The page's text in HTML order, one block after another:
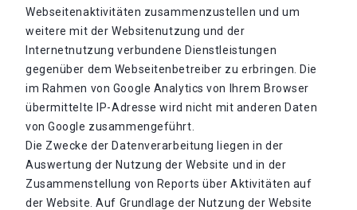
Webseitenaktivitäten zusammenzustellen und um
weitere mit der Websitenutzung und der
Internetnutzung verbundene Dienstleistungen
gegenüber dem Webseitenbetreiber zu erbringen. Die
im Rahmen von Google Analytics von Ihrem Browser
übermittelte IP-Adresse wird nicht mit anderen Daten
von Google zusammengeführt.
Die Zwecke der Datenverarbeitung liegen in der
Auswertung der Nutzung der Website und in der
Zusammenstellung von Reports über Aktivitäten auf
der Website. Auf Grundlage der Nutzung der Website